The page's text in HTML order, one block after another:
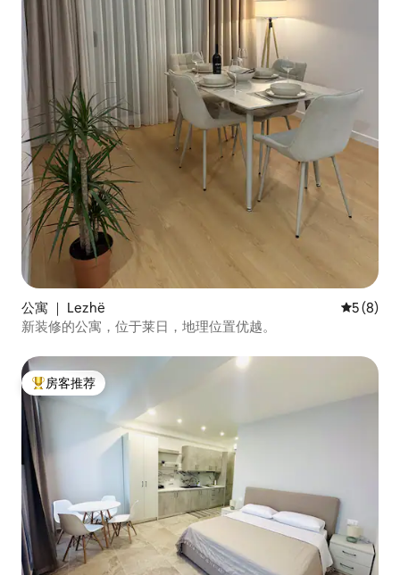
公寓 ｜ Lezhë 平均评分
5 (8)
新装修的公寓，位于莱日，地理位置优越。
热门「房客推荐」
房客推荐